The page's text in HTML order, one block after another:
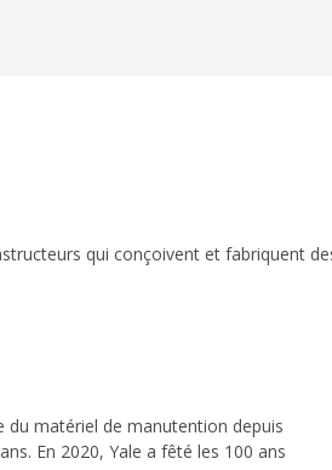
qui conçoivent et fabriquent
du matériel de manutention depuis
En 2020, Yale a fêté les 100 ans